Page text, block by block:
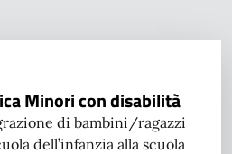
Minori con disabilità
di bambini/ragazzi
dell’infanzia alla scuola